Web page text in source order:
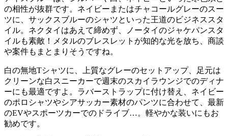
の相性が抜群です。ネイビーまたはチャコールグレーのスー
ツに、サックスブルーのシャツといった王道のビジネススタ
イル。ネクタイはあえて締めず、ノータイのジャケパンスタ
イルも素敵！メタルのブレスレットが知的な光を放ち、商談
や案件もまとまりそうですね。
白の無地Tシャツに、上質なグレーのセットアップ、足元は
クリーンな白スニーカーで週末のスカイラウンジでのディナ
ーにも最適ですよ。ラバーストラップに付け替え、ネイビー
のポロシャツやシアサッカー素材のパンツに合わせて、最新
のEVやスポーツカーでのドライブ…。軽やかな装いにもお
勧めです。